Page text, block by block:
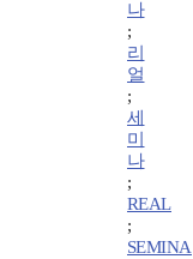
나
;
리
얼
;
세
미
나
;
REAL
;
SEMINA